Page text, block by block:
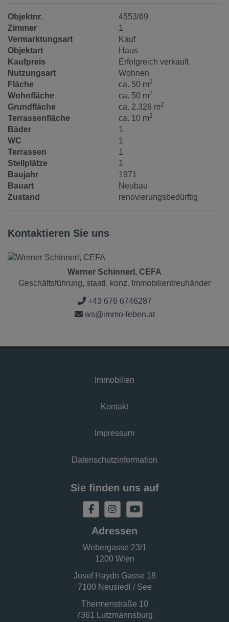
Objektnr.
4553/69
Zimmer
1
Vermarktungsart
Kauf
Objektart
Haus
Kaufpreis
Erfolgreich verkauft
Nutzungsart
Wohnen
Fläche
ca. 50 m2
Wohnfläche ca. 50 m2
Grundfläche ca. 2.326 m2
Terrassenfläche ca. 10 m2
Bäder
1
WC
1
Terrassen
1
Stellplätze
1
Baujahr
1971
Bauart
Neubau
Zustand
renovierungsbedürftig
Kontaktieren Sie uns
Werner Schinnerl, CEFA
Geschäftsführung, staatl. konz. Immobilientreuhänder
+43 676 6746287
ws@immo-leben.at
Immobilien
Kontakt
Impressum
Datenschutzinformation
Sie finden uns auf
Adressen
Webergasse 23/1
1200 Wien
Josef Haydn Gasse 18
7100 Neusiedl / See
Thermenstraße 10
7361 Lutzmannsburg